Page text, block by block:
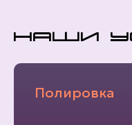
наши
Полировка